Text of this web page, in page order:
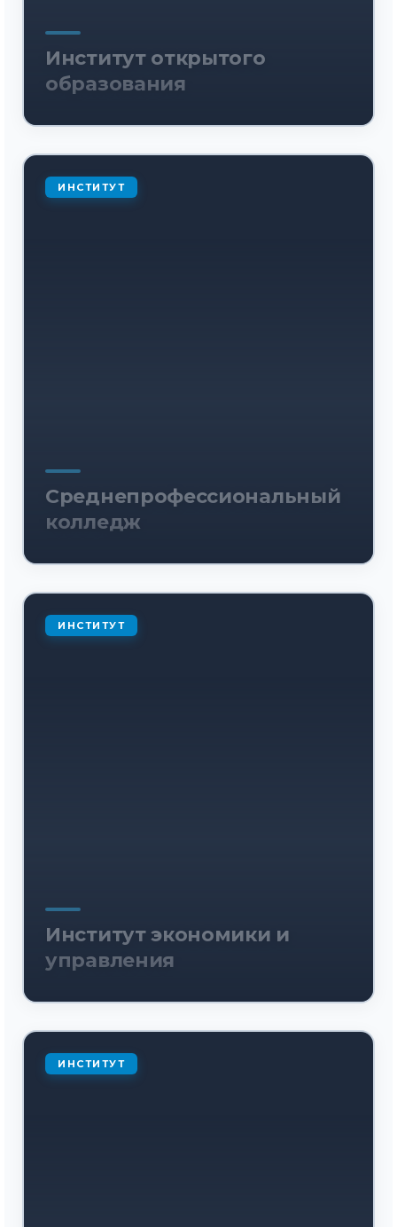
Институт открытого
образования
Среднепрофессиональный
колледж
ИНСТИТУТ
Институт экономики и
управления
ИНСТИТУТ
ИНСТИТУТ